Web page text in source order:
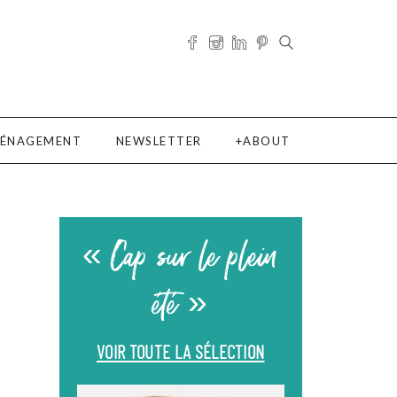
NEWSLETTER ABOUT
« Cap sur le plein
été »
VOIR TOUTE LA SÉLECTION